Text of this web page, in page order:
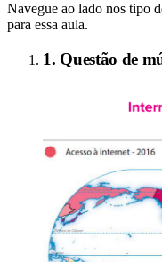
Navegue ao lado nos tipo
para essa aula.
1. Questão de